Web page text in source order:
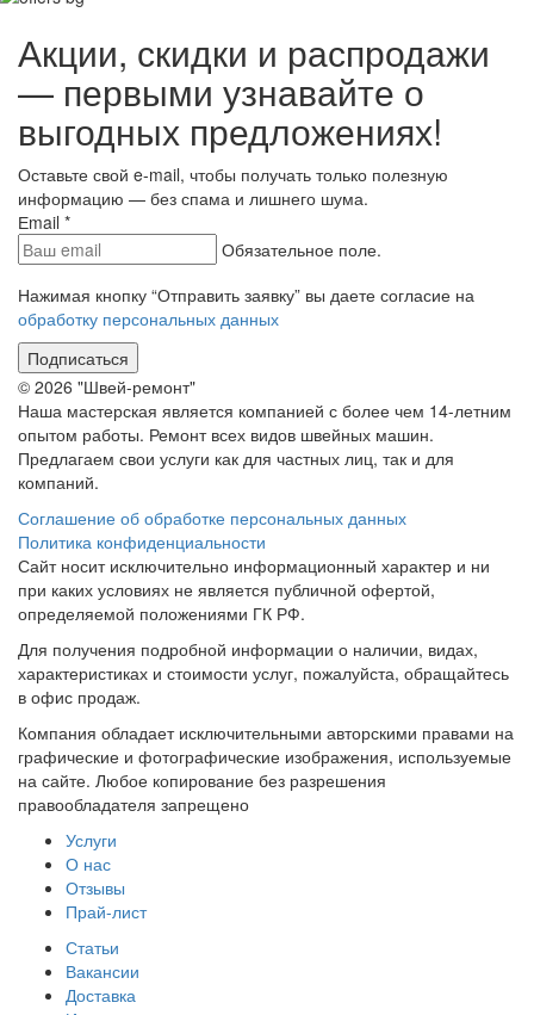
Акции, скидки и распродажи
— первыми узнавайте о
выгодных предложениях!
Оставьте свой e-mail, чтобы получать только полезную
информацию — без спама и лишнего шума.
Еmail *
Обязательное поле.
Нажимая кнопку “Отправить заявку” вы даете согласие на
обработку персональных данных
Подписаться
© 2026 "Швей-ремонт"
Наша мастерская является компанией с более чем 14-летним
опытом работы. Ремонт всех видов швейных машин.
Предлагаем свои услуги как для частных лиц, так и для
компаний.
Соглашение об обработке персональных данных
Политика конфиденциальности
Сайт носит исключительно информационный характер и ни
при каких условиях не является публичной офертой,
определяемой положениями ГК РФ.
Для получения подробной информации о наличии, видах,
характеристиках и стоимости услуг, пожалуйста, обращайтесь
в офис продаж.
Компания обладает исключительными авторскими правами на
графические и фотографические изображения, используемые
на сайте. Любое копирование без разрешения
правообладателя запрещено
Услуги
О нас
Отзывы
Прай-лист
Статьи
Вакансии
Доставка